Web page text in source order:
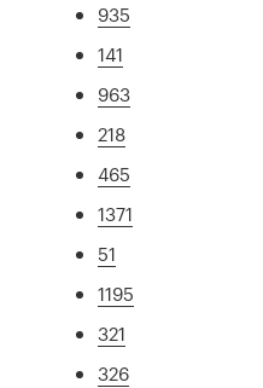
935
141
963
218
465
1371
51
1195
321
326